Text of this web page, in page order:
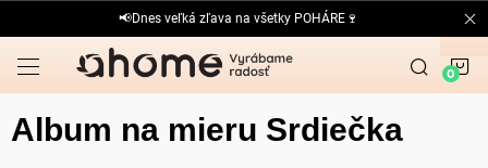
na
obsah
📢Dnes veľká zľava na všetky POHÁRE🍷
Album na mieru Srdiečka